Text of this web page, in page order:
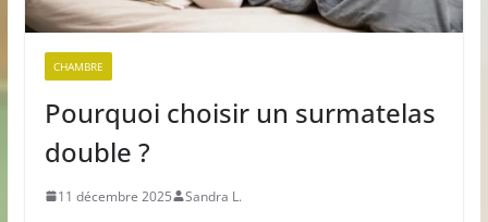
CHAMBRE
Pourquoi choisir un surmatelas
double ?
11 décembre 2025 Sandra L.